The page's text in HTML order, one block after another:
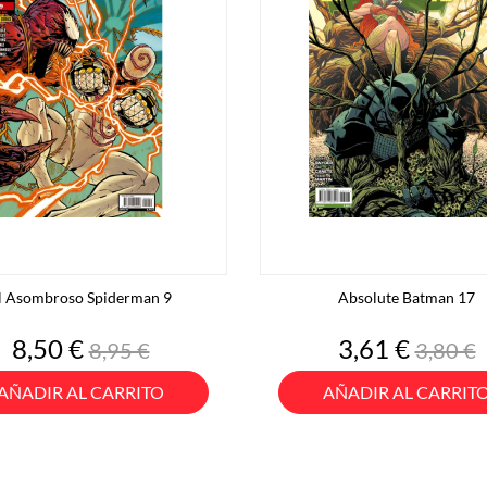
Asombroso Spiderman 9
Precio
8,50 €Precio
base
8,95 €
AL CARRITO
Absolute Batman 17
Precio
3,61 €Precio
base
3,80 €
AÑADIR AL